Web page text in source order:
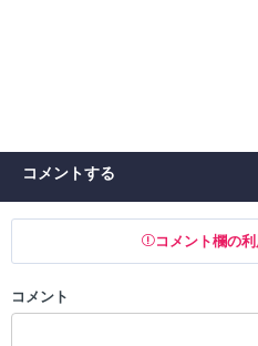
コメントする
コメント欄の
以下の書き込みを禁止とし、場合に
コメント